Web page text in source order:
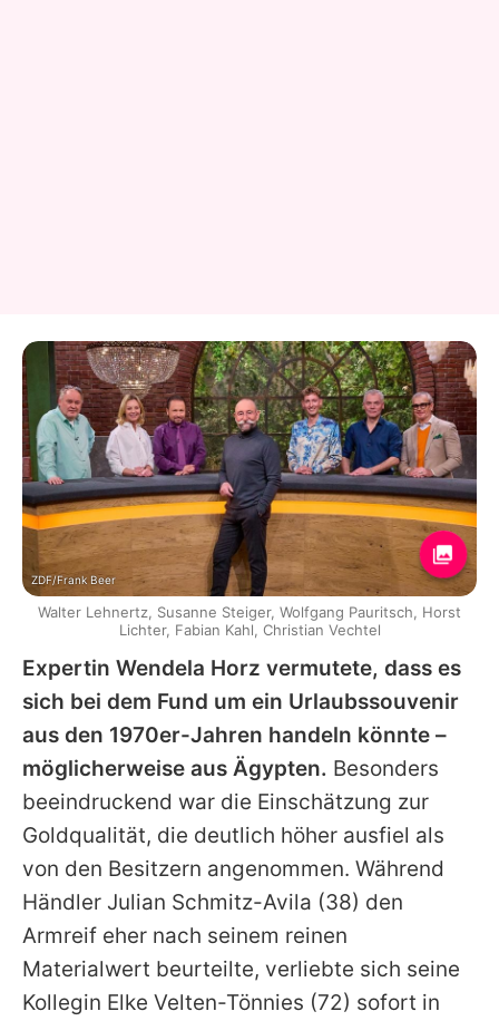
Expertin Wendela Horz vermutete, dass es
sich bei dem Fund um ein Urlaubssouvenir
aus den 1970er-Jahren handeln könnte –
möglicherweise aus Ägypten. Besonders
beeindruckend war die Einschätzung zur
Goldqualität, die deutlich höher ausfiel als
von den Besitzern angenommen. Während
Händler Julian Schmitz-Avila (38) den
Armreif eher nach seinem reinen
Materialwert beurteilte, verliebte sich seine
Kollegin Elke Velten-Tönnies (72) sofort in
ZDF/Frank Beer
Walter Lehnertz, Susanne Steiger, Wolfgang Pauritsch, Horst
Lichter, Fabian Kahl, Christian Vechtel